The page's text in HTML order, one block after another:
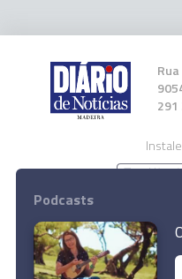
35.ª Exposição
291
© 2026 Empresa
Podcasts